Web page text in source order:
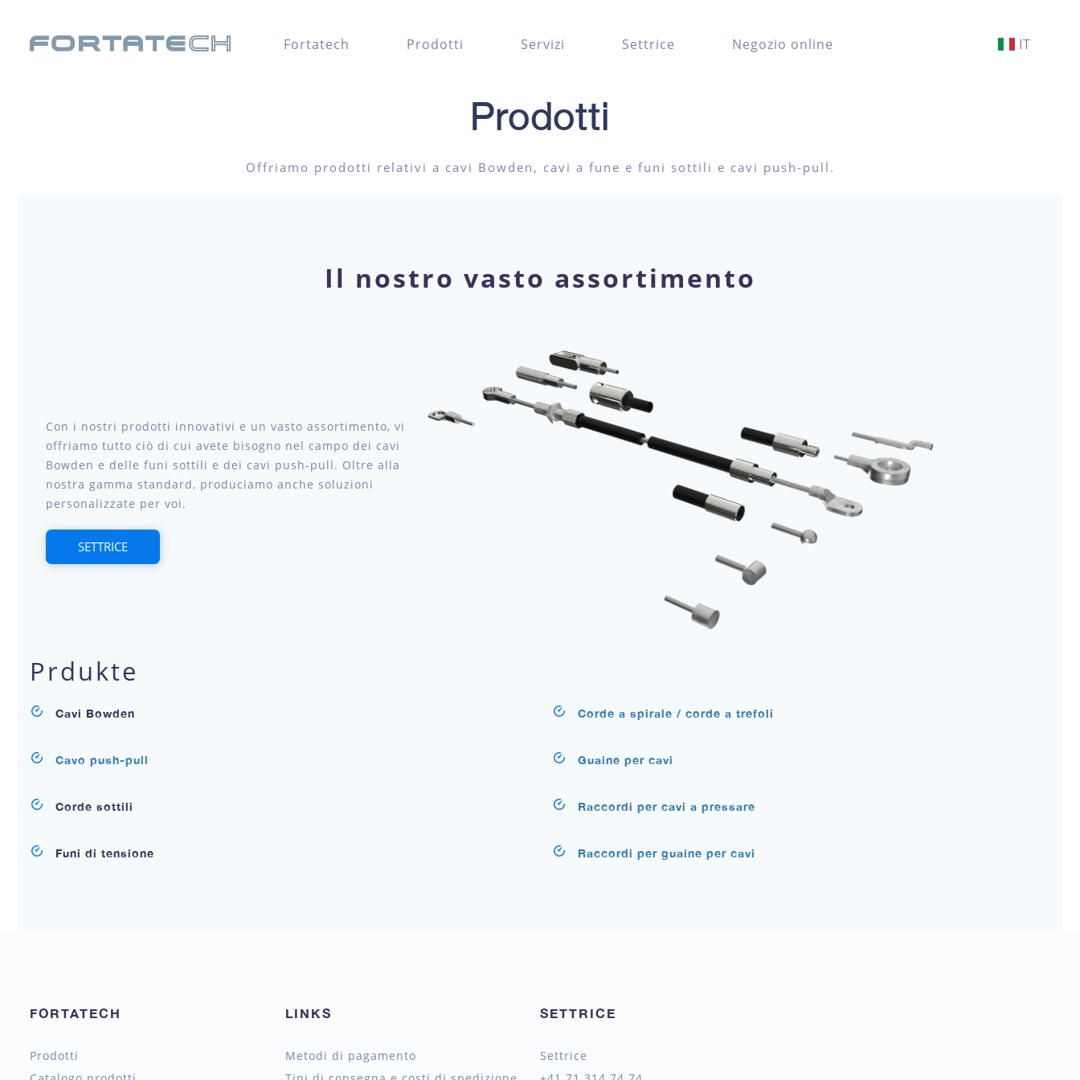
Fortatech Prodotti Servizi Settrice Negozio online IT
Prodotti
Offriamo prodotti relativi a cavi Bowden, cavi a fune e funi sottili e cavi push-pull.
Il nostro vasto assortimento
Con i nostri prodotti innovativi e un vasto assortimento, vi
offriamo tutto ciò di cui avete bisogno nel campo dei cavi
Bowden e delle funi sottili e dei cavi push-pull. Oltre alla
nostra gamma standard, produciamo anche soluzioni
personalizzate per voi.
SETTRICE
Prdukte
Cavi Bowden
Cavo push-pull
Corde sottili
Funi di tensione
Corde a spirale / corde a trefoli
Guaine per cavi
Raccordi per cavi a pressare
Raccordi per guaine per cavi
FORTATECH
Prodotti
LINKS
Metodi di pagamento
SETTRICE
Settrice